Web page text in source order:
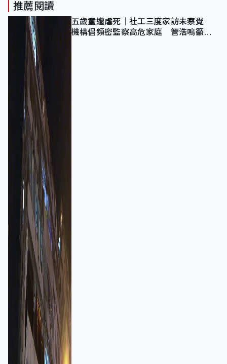
推薦閱讀
五歲童遭虐死｜社工三度家訪未察覺
機構倡頻密監察高危家庭 管浩鳴籲加